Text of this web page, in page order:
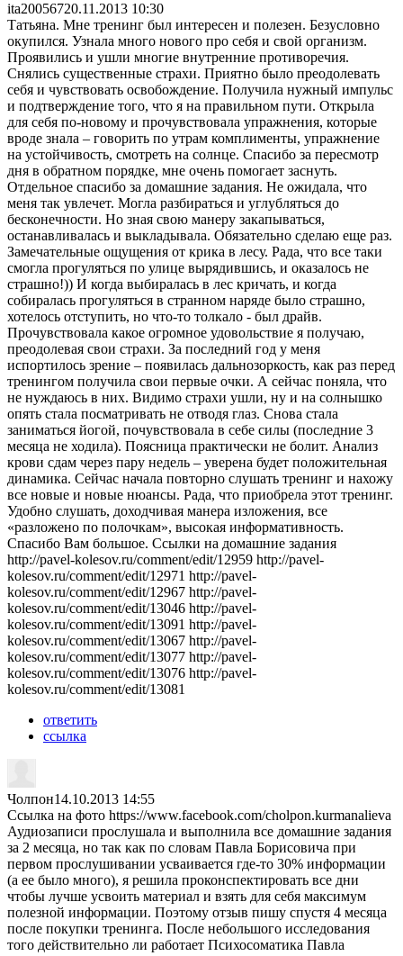
ita20056720.11.2013 10:30
Татьяна. Мне тренинг был интересен и полезен. Безусловно
окупился. Узнала много нового про себя и свой организм.
Проявились и ушли многие внутренние противоречия.
Снялись существенные страхи. Приятно было преодолевать
себя и чувствовать освобождение. Получила нужный импульс
и подтверждение того, что я на правильном пути. Открыла
для себя по-новому и прочувствовала упражнения, которые
вроде знала – говорить по утрам комплименты, упражнение
на устойчивость, смотреть на солнце. Спасибо за пересмотр
дня в обратном порядке, мне очень помогает заснуть.
Отдельное спасибо за домашние задания. Не ожидала, что
меня так увлечет. Могла разбираться и углубляться до
бесконечности. Но зная свою манеру закапываться,
останавливалась и выкладывала. Обязательно сделаю еще раз.
Замечательные ощущения от крика в лесу. Рада, что все таки
смогла прогуляться по улице вырядившись, и оказалось не
страшно!)) И когда выбиралась в лес кричать, и когда
собиралась прогуляться в странном наряде было страшно,
хотелось отступить, но что-то толкало - был драйв.
Прочувствовала какое огромное удовольствие я получаю,
преодолевая свои страхи. За последний год у меня
испортилось зрение – появилась дальнозоркость, как раз перед
тренингом получила свои первые очки. А сейчас поняла, что
не нуждаюсь в них. Видимо страхи ушли, ну и на солнышко
опять стала посматривать не отводя глаз. Снова стала
заниматься йогой, почувствовала в себе силы (последние 3
месяца не ходила). Поясница практически не болит. Анализ
крови сдам через пару недель – уверена будет положительная
динамика. Сейчас начала повторно слушать тренинг и нахожу
все новые и новые нюансы. Рада, что приобрела этот тренинг.
Удобно слушать, доходчивая манера изложения, все
«разложено по полочкам», высокая информативность.
Спасибо Вам большое. Ссылки на домашние задания
http://pavel-kolesov.ru/comment/edit/12959 http://pavel-
kolesov.ru/comment/edit/12971 http://pavel-
kolesov.ru/comment/edit/12967 http://pavel-
kolesov.ru/comment/edit/13046 http://pavel-
kolesov.ru/comment/edit/13091 http://pavel-
kolesov.ru/comment/edit/13067 http://pavel-
kolesov.ru/comment/edit/13077 http://pavel-
kolesov.ru/comment/edit/13076 http://pavel-
kolesov.ru/comment/edit/13081
ответить
ссылка
Чолпон14.10.2013 14:55
Ссылка на фото https://www.facebook.com/cholpon.kurmanalieva
Аудиозаписи прослушала и выполнила все домашние задания
за 2 месяца, но так как по словам Павла Борисовича при
первом прослушивании усваивается где-то 30% информации
(а ее было много), я решила проконспектировать все дни
чтобы лучше усвоить материал и взять для себя максимум
полезной информации. Поэтому отзыв пишу спустя 4 месяца
после покупки тренинга. После небольшого исследования
того действительно ли работает Психосоматика Павла